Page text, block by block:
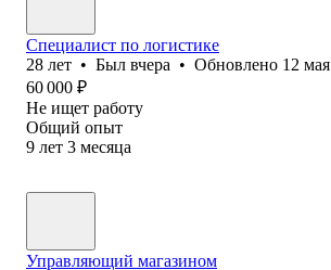
Специалист по логистике
28 лет • Был вчера • Обновлено 12 мая
60 000 ₽
Не ищет работу
Общий опыт
9 лет 3 месяца
Управляющий магазином